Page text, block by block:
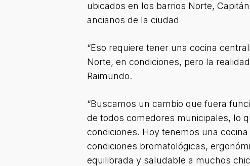
ubicados en los barrios Norte,
ancianos de la ciudad
“Eso requiere tener una cocina
Norte, en condiciones, pero la
Raimundo.
“Buscamos un cambio que fuera
de todos comedores municipales, lo
condiciones. Hoy tenemos una
condiciones bromatológicas,
equilibrada y saludable a muchos